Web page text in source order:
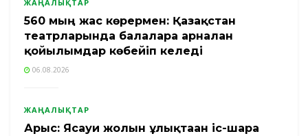
ЖАҢАЛЫҚТАР
560 мың жас көрермен: Қазақстан
театрларында балаларға арналған
қойылымдар көбейіп келеді
06.08.2026
ЖАҢАЛЫҚТАР
Арыс: Ясауи жолын ұлықтаған іс-шара